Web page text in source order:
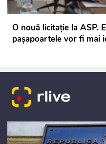
O nouă licitație la ASP.
pașapoartele vor fi mai